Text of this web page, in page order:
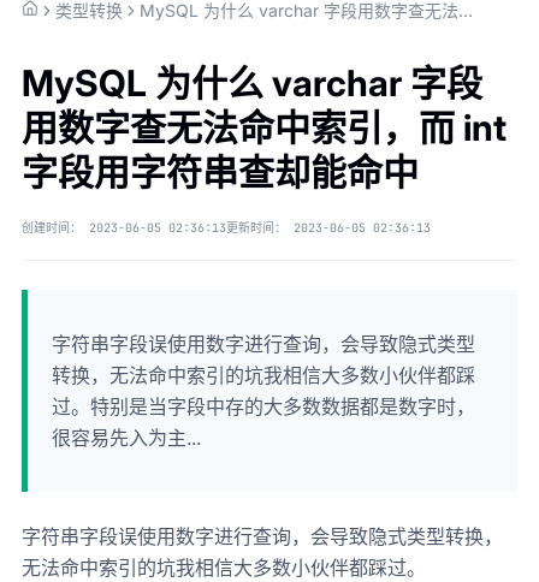
类型转换 MySQL 为什么 varchar 字段用数字查无法命中索引，而 int 字段用字符串查却能命中
MySQL 为什么 varchar 字段
用数字查无法命中索引，而 int
字段用字符串查却能命中
创建时间： 2023-06-05 02:36:13更新时间： 2023-06-05 02:36:13
字符串字段误使用数字进行查询，会导致隐式类型
转换，无法命中索引的坑我相信大多数小伙伴都踩
过。特别是当字段中存的大多数数据都是数字时，
很容易先入为主...
字符串字段误使用数字进行查询，会导致隐式类型转换，
无法命中索引的坑我相信大多数小伙伴都踩过。